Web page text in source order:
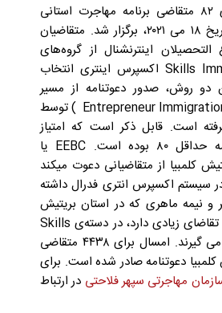
صدور دعوتنامه برای ۸۲ متقاضی برنامه‌ مهاجرت استانی
بریتیش کلمبیا در تاریخ ۱۸ می ۲۰۲۱، برگزار شد. متقاضیان
اینترنشنال از گروه‌های
EEBC و Skills Immigration اکسپرس اینتری انتخاب
دو روش، صدور دعوتنامه از مسیر
مهاجرت کارآفرینی (Entrepreneur Immigration ) توسط
است. قابل ذکر است که امتیاز
بوده است.
EEBC یا
کلمبیا از متقاضیانی دعوت میکند
سیستم اکسپرس انتری فدرال داشته
و نیمه ماهری که در استان بریتیش
کلمبیا که مشاغلشان تقاضای زیادی دارد، در دسته‌ی Skills
Immigration قرار می گیرند. امسال برای ۴۴۳۸ متقاضی
دعوتنامه صادر شده است. برای
مهاجرتی سپهر فلاحتی در ارتباط